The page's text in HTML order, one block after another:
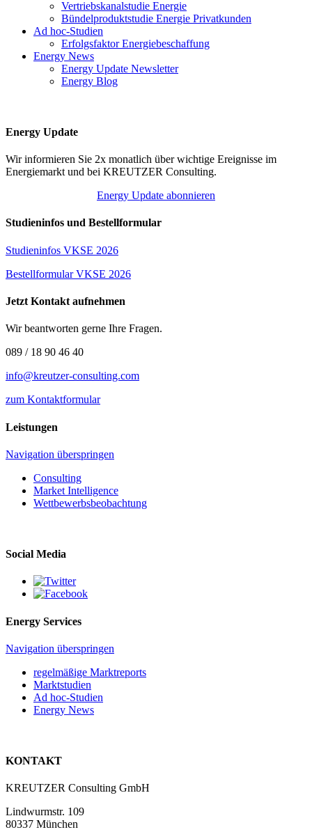
Vertriebskanalstudie Energie
Bündelproduktstudie Energie Privatkunden
Ad hoc-Studien
Erfolgsfaktor Energiebeschaffung
Energy News
Energy Update Newsletter
Energy Blog
Energy Update
Wir informieren Sie 2x monatlich über wichtige Ereignisse im
Energiemarkt und bei KREUTZER Consulting.
Energy Update abonnieren
Studieninfos und Bestellformular
Studieninfos VKSE 2026
Bestellformular VKSE 2026
Jetzt Kontakt aufnehmen
Wir beantworten gerne Ihre Fragen.
089 / 18 90 46 40
info@kreutzer-consulting.com
zum Kontaktformular
Leistungen
Navigation überspringen
Consulting
Market Intelligence
Wettbewerbs­beobachtung
Social Media
Energy Services
Navigation überspringen
regelmäßige Marktreports
Marktstudien
Ad hoc-Studien
Energy News
KONTAKT
KREUTZER Consulting GmbH
Lindwurmstr. 109
80337 München